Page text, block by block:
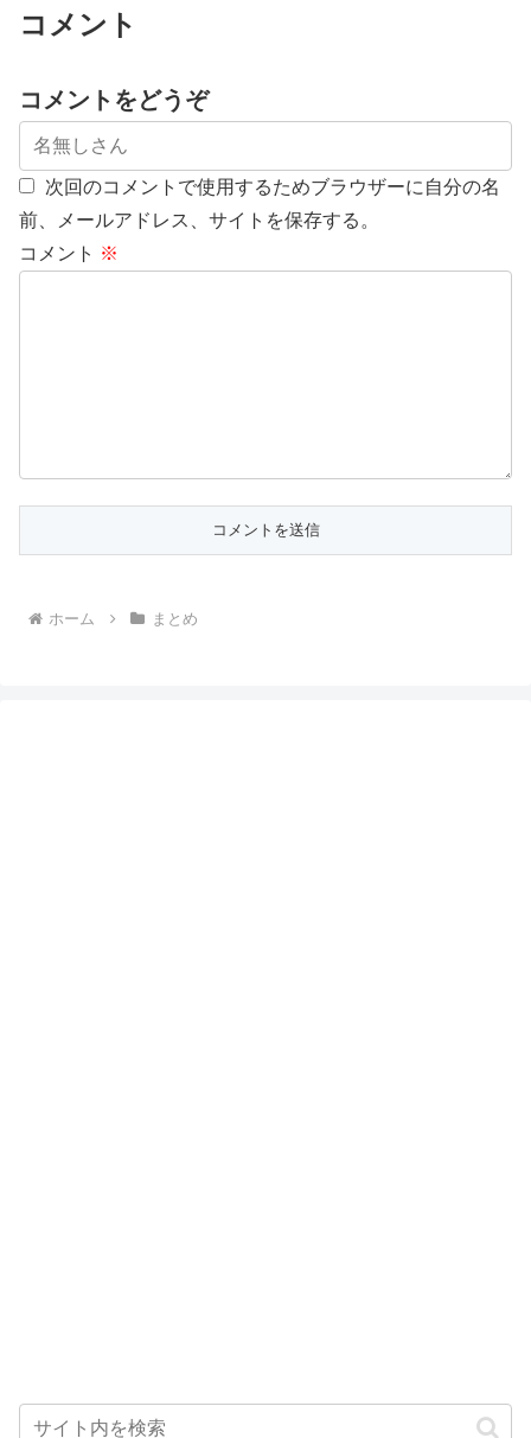
コメント
コメントをどうぞ
次回のコメントで使用するためブラウザーに自分の名
前、メールアドレス、サイトを保存する。
コメント ※
ホーム まとめ